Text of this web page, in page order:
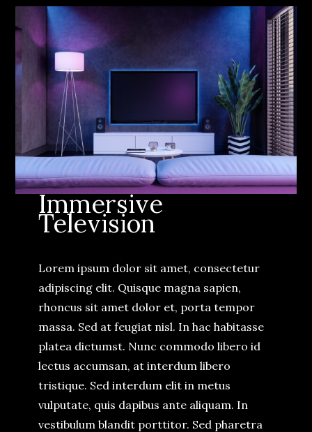
Immersive
Television
Lorem ipsum dolor sit amet, consectetur
adipiscing elit. Quisque magna sapien,
rhoncus sit amet dolor et, porta tempor
massa. Sed at feugiat nisl. In hac habitasse
platea dictumst. Nunc commodo libero id
lectus accumsan, at interdum libero
tristique. Sed interdum elit in metus
vulputate, quis dapibus ante aliquam. In
vestibulum blandit porttitor. Sed pharetra